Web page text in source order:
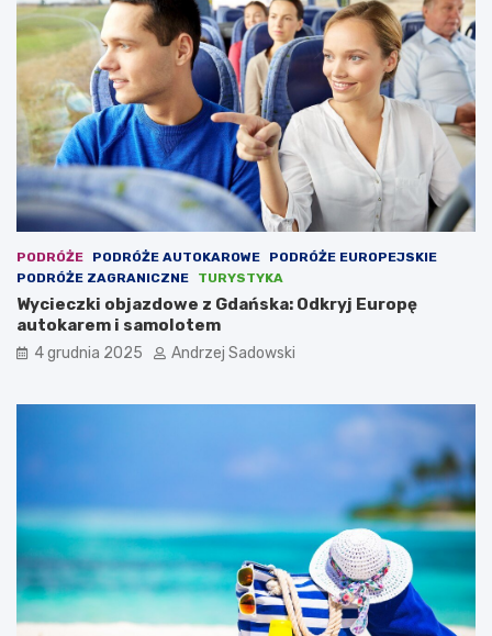
PODRÓŻE PODRÓŻE AUTOKAROWE
PODRÓŻE EUROPEJSKIE
PODRÓŻE ZAGRANICZNE
TURYSTYKA
Wycieczki objazdowe z Gdańska: Odkryj Europę
autokarem i samolotem
4 grudnia 2025 Andrzej Sadowski